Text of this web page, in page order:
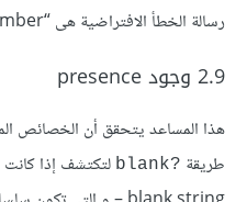
رسالة الخطأ الافتراضية هى “is not a number” (ليس رقمًا).
2.9 وجود presence
هذا المساعد يتحقق أن الخصائص
طريقة ?blank لتكتشف إذا كانت